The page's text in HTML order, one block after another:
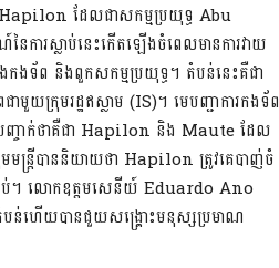
ដែលជាសកម្មប្រយុទ្ធ Abu
ការស្លាប់នេះកើតឡើងចំពេលមានការវាយ
ងកងទ័ព និងពួកសកម្មប្រយុទ្ធ។ តំបន់នេះគឺជា
ពជាមួយក្រុមរដ្ឋឥស្លាម (IS)។ មេបញ្ជាការកងទ័ព
ចាក់ថាគឺជា Hapilon និង Maute ដែល
មន្ត្រីបាននិយាយថា Hapilon ត្រូវគេបាញ់ចំ
ប់។ លោកឧត្តមសេនីយ៍ Eduardo Ano
តំបន់ហើយបានជួយសង្គ្រោះមនុស្សប្រមាណ